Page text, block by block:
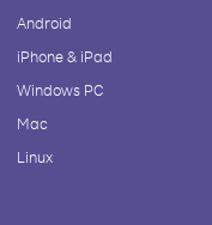
Android
iPhone & iPad
Windows PC
Mac
Linux